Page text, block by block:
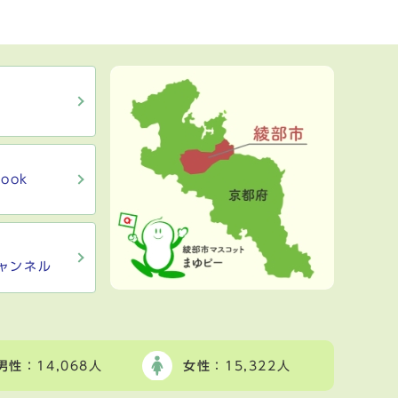
ンネル
性 ：14,068人 女性 ：15,322人